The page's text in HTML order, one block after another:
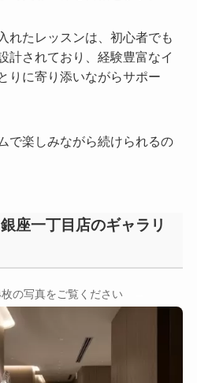
れたレッスンは、初心者でも
計されており、経験豊富なイ
りに寄り添いながらサポー
で楽しみながら続けられるの
座一丁目店のギャラリ
の写真をご覧ください